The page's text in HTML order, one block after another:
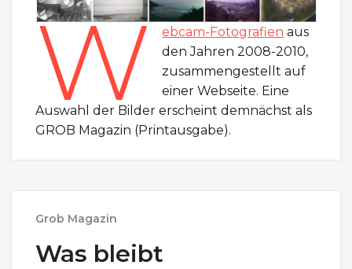
W ebcam-Fotografien aus
den Jahren 2008-2010,
zusammengestellt auf
einer Webseite. Eine
Auswahl der Bilder erscheint demnächst als
GROB Magazin (Printausgabe).
Grob Magazin
Was bleibt